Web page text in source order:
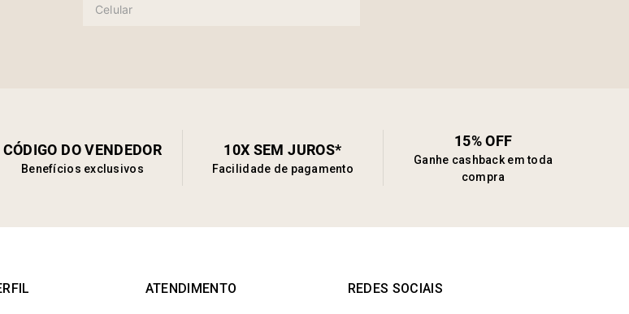
CÓDIGO DO VENDEDOR
Benefícios exclusivos
10X SEM JUROS*
Facilidade de pagamento
15% OFF
Ganhe cashback em toda
compra
ATENDIMENTO REDES SOCIAIS